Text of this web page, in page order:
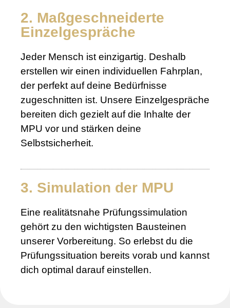
2. Maßgeschneiderte
Einzelgespräche
Jeder Mensch ist einzigartig. Deshalb
erstellen wir einen individuellen Fahrplan,
der perfekt auf deine Bedürfnisse
zugeschnitten ist. Unsere Einzelgespräche
bereiten dich gezielt auf die Inhalte der
MPU vor und stärken deine
Selbstsicherheit.
3. Simulation der MPU
Eine realitätsnahe Prüfungssimulation
gehört zu den wichtigsten Bausteinen
unserer Vorbereitung. So erlebst du die
Prüfungssituation bereits vorab und kannst
dich optimal darauf einstellen.